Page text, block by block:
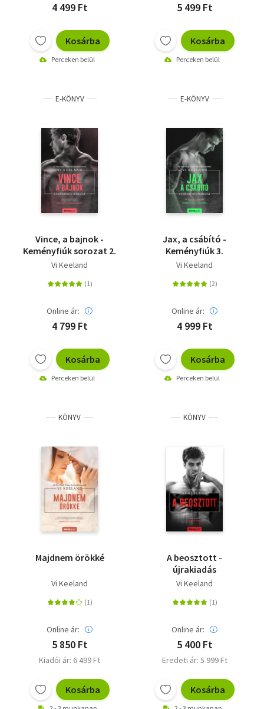
4 499 Ft
Kosárba
Perceken belül
5 499 Ft
Kosárba
Perceken belül
E-KÖNYV
Vince, a bajnok -
Keményfiúk sorozat 2.
Vi Keeland
Online ár:
4 799 Ft
Kosárba
Perceken belül
E-KÖNYV
Jax, a csábító -
Keményfiúk 3.
Vi Keeland
Online ár:
4 999 Ft
Kosárba
Perceken belül
KÖNYV
Majdnem örökké
Vi Keeland
Online ár:
5 850 Ft
Kiadói ár: 6 499 Ft
Kosárba
KÖNYV
A beosztott -
újrakiadás
Vi Keeland
Online ár:
5 400 Ft
Eredeti ár: 5 999 Ft
Kosárba